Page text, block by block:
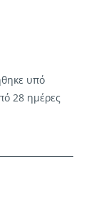
υπό
28 ημέρες